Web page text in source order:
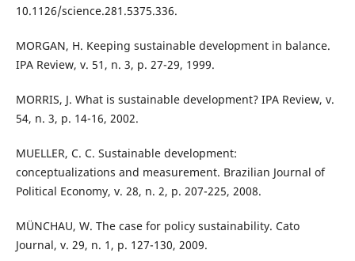
10.1126/science.281.5375.336.
MORGAN, H. Keeping sustainable development in balance.
IPA Review, v. 51, n. 3, p. 27-29, 1999.
MORRIS, J. What is sustainable development? IPA Review, v.
54, n. 3, p. 14-16, 2002.
MUELLER, C. C. Sustainable development:
conceptualizations and measurement. Brazilian Journal of
Political Economy, v. 28, n. 2, p. 207-225, 2008.
MÜNCHAU, W. The case for policy sustainability. Cato
Journal, v. 29, n. 1, p. 127-130, 2009.